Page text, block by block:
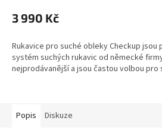
3 990 Kč
Rukavice pro suché obleky Checkup
systém suchých rukavic od německé
nejprodávanější a jsou častou volbou pro
Popis Diskuze